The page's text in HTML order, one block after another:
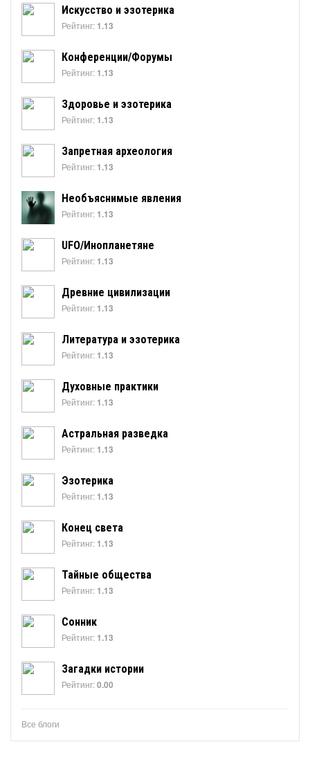
Искусство и эзотерика
Рейтинг: 1.13
Конференции/Форумы
Рейтинг: 1.13
Здоровье и эзотерика
Рейтинг: 1.13
Запретная археология
Рейтинг: 1.13
Необъяснимые явления
Рейтинг: 1.13
UFO/Инопланетяне
Рейтинг: 1.13
Древние цивилизации
Рейтинг: 1.13
Литература и эзотерика
Рейтинг: 1.13
Духовные практики
Рейтинг: 1.13
Астральная разведка
Рейтинг: 1.13
Эзотерика
Рейтинг: 1.13
Конец света
Рейтинг: 1.13
Тайные общества
Рейтинг: 1.13
Сонник
Рейтинг: 1.13
Загадки истории
Рейтинг:0.00
Все блоги